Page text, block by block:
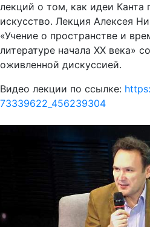
лекций о том, как идеи Канта
искусство. Лекция Алексея
«Учение о пространстве и
литературе начала ХХ века»
оживленной дискуссией.
Видео лекции по ссылке:
73339622_456239304